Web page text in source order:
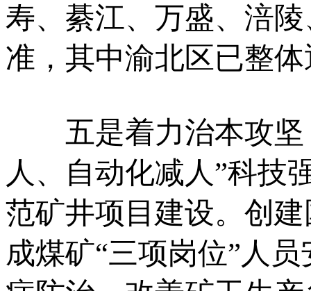
寿、綦江、万盛、涪
准，其中渝北区已整
五是着力治本攻坚
人、自动化减人”科技
范矿井项目建设。创
成煤矿“三项岗位”人